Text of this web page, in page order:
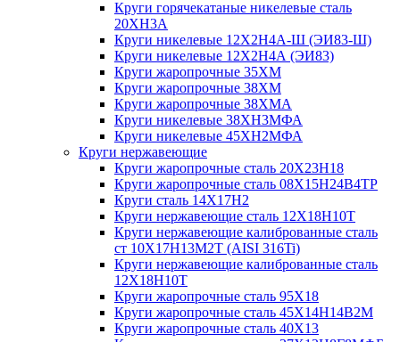
Круги горячекатаные никелевые сталь
20ХН3А
Круги никелевые 12Х2Н4А-Ш (ЭИ83-Ш)
Круги никелевые 12Х2Н4А (ЭИ83)
Круги жаропрочные 35ХМ
Круги жаропрочные 38ХМ
Круги жаропрочные 38ХМА
Круги никелевые 38XH3MФА
Круги никелевые 45ХН2МФА
Круги нержавеющие
Круги жаропрочные сталь 20Х23Н18
Круги жаропрочные сталь 08Х15Н24В4ТР
Круги сталь 14Х17Н2
Круги нержавеющие сталь 12Х18Н10Т
Круги нержавеющие калиброванные сталь
ст 10Х17Н13М2Т (AISI 316Ti)
Круги нержавеющие калиброванные сталь
12Х18Н10Т
Круги жаропрочные сталь 95Х18
Круги жаропрочные сталь 45Х14Н14В2М
Круги жаропрочные сталь 40Х13